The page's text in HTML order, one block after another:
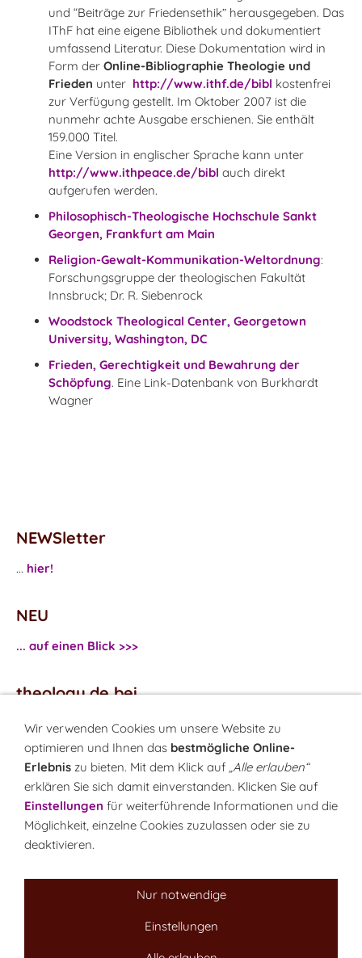
und “Beiträge zur Friedensethik” herausgegeben. Das
IThF hat eine eigene Bibliothek und dokumentiert
umfassend Literatur. Diese Dokumentation wird in
Form der Online-Bibliographie Theologie und
Frieden unter http://www.ithf.de/bibl kostenfrei
zur Verfügung gestellt. Im Oktober 2007 ist die
nunmehr achte Ausgabe erschienen. Sie enthält
159.000 Titel.
Eine Version in englischer Sprache kann unter
http://www.ithpeace.de/bibl auch direkt
aufgerufen werden.
Philosophisch-Theologische Hochschule Sankt
Georgen, Frankfurt am Main
Religion-Gewalt-Kommunikation-Weltordnung:
Forschungsgruppe der theologischen Fakultät
Innsbruck; Dr. R. Siebenrock
Woodstock Theological Center, Georgetown
University, Washington, DC
Frieden, Gerechtigkeit und Bewahrung der
Schöpfung. Eine Link-Datenbank von Burkhardt
Wagner
NEWSletter
... hier!
NEU
... auf einen Blick >>>
theology.de bei
...Facebook
...Twitter
Monatsrätsel
Rätseln & Gewinnen!
LINK-Hinweis
Wir verwenden Cookies um unsere Website zu
optimieren und Ihnen das bestmögliche Online-
Erlebnis zu bieten. Mit dem Klick auf „Alle erlauben“
erklären Sie sich damit einverstanden. Klicken Sie auf
Einstellungen für weiterführende Informationen und die
Möglichkeit, einzelne Cookies zuzulassen oder sie zu
deaktivieren.
Nur notwendige
Einstellungen